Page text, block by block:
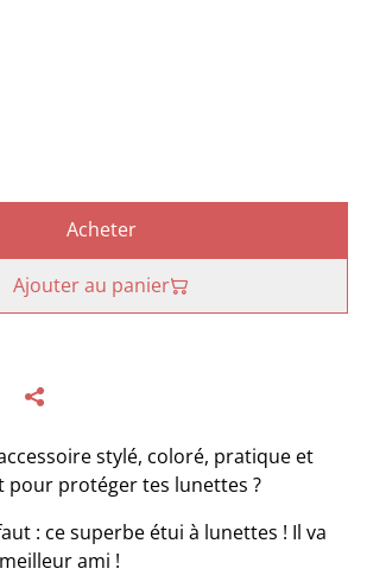
Acheter
Ajouter au panier
stylé, coloré, pratique et
pour protéger tes lunettes ?
: ce superbe étui à lunettes ! Il va
ami !